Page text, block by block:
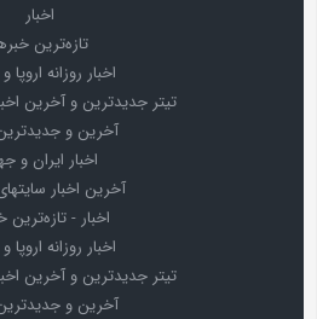
اخبار
تازه‌ترین
اخبار روزانه اروپا
تیتر جدیدترین و آخرین
آخرین و جدیدترین
اخبار ایران و
آخرین اخبار
اخبار - تازه‌ترین
اخبار روزانه اروپا
تیتر جدیدترین و آخرین
آخرین و جدیدترین